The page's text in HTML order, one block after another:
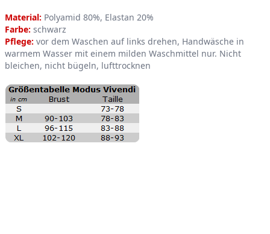
Material: Polyamid 80%, Elastan 20%
Farbe: schwarz
Pflege: vor dem Waschen auf links drehen, Handwäsche in
warmem Wasser mit einem milden Waschmittel nur. Nicht
bleichen, nicht bügeln, lufttrocknen